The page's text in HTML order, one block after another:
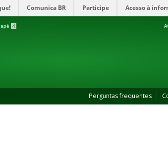
Comunica BR Participe Acesso à
4
Perguntas frequentes